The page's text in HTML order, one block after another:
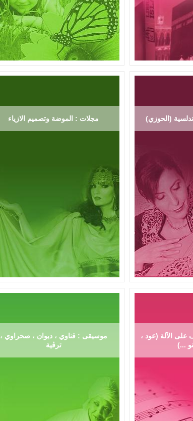
مجلات : الموضة وتصميم الازياء (الحوزي)
موسيقى : قناوي ، ديوان ، صحراوي ،
ترڨية
الآلة (عود ،
...)